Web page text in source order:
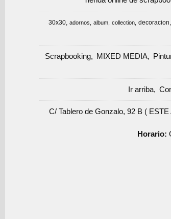
30x30 adornos album collection decoracion
Scrapbooking MIXED MEDIA
Ir arriba
C/ Tablero de Gonzalo, 92 B (
Horario: